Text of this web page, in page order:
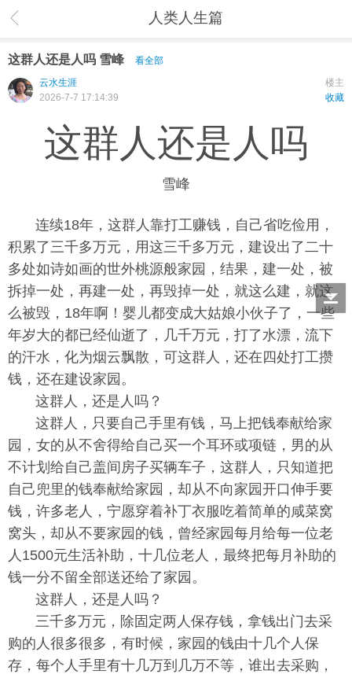
人类人生篇
这群人还是人吗 雪峰
看全部
楼主
云水生涯
收藏
2026-7-7 17:14:39
这群人还是人吗
雪峰
连续18年，这群人靠打工赚钱，自己省吃俭用，
积累了三千多万元，用这三千多万元，建设出了二十
多处如诗如画的世外桃源般家园，结果，建一处，被
拆掉一处，再建一处，再毁掉一处，就这么建，就这
么被毁，18年啊！婴儿都变成大姑娘小伙子了，一些
年岁大的都已经仙逝了，几千万元，打了水漂，流下
的汗水，化为烟云飘散，可这群人，还在四处打工攒
钱，还在建设家园。
这群人，还是人吗？
这群人，只要自己手里有钱，马上把钱奉献给家
园，女的从不舍得给自己买一个耳环或项链，男的从
不计划给自己盖间房子买辆车子，这群人，只知道把
自己兜里的钱奉献给家园，却从不向家园开口伸手要
钱，许多老人，宁愿穿着补丁衣服吃着简单的咸菜窝
窝头，却从不要家园的钱，曾经家园每月给每一位老
人1500元生活补助，十几位老人，最终把每月补助的
钱一分不留全部送还给了家园。
这群人，还是人吗？
三千多万元，除固定两人保存钱，拿钱出门去采
购的人很多很多，有时候，家园的钱由十几个人保
存，每个人手里有十几万到几万不等，谁出去采购，